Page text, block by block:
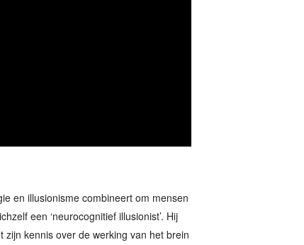
en illusionisme combineert om mensen
een ‘neurocognitief illusionist’. Hij
kennis over de werking van het brein